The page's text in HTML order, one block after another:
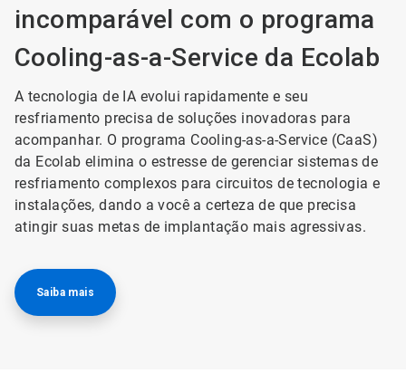
incomparável com o programa
Cooling-as-a-Service da Ecolab
A tecnologia de IA evolui rapidamente e seu
resfriamento precisa de soluções inovadoras para
acompanhar. O programa Cooling-as-a-Service (CaaS)
da Ecolab elimina o estresse de gerenciar sistemas de
resfriamento complexos para circuitos de tecnologia e
instalações, dando a você a certeza de que precisa
atingir suas metas de implantação mais agressivas.
Saiba mais